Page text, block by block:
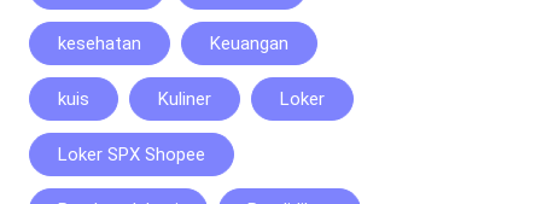
kesehatan Keuangan
kuis Kuliner Loker
Loker SPX Shopee